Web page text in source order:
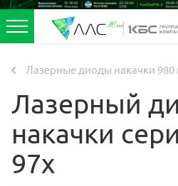
Лазерные диоды накачки 980
Лазерный
накачки
97x